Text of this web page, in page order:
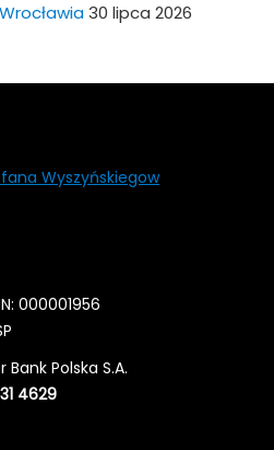
30 lipca 2026
Wyszyńskiegow
000001956
Polska S.A.
4629